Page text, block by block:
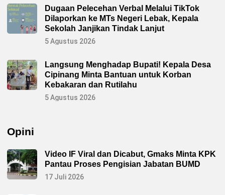
a
h
a
i
U
n
i
v
e
s
S
t
i
a
B
u
Dugaan Pelecehan Verbal Melalui TikTok
Dilaporkan ke MTs Negeri Lebak, Kepala
Sekolah Janjikan Tindak Lanjut
5 Agustus 2026
Langsung Menghadap Bupati! Kepala Desa
Cipinang Minta Bantuan untuk Korban
Kebakaran dan Rutilahu
5 Agustus 2026
Opini
Video IF Viral dan Dicabut, Gmaks Minta KPK
Pantau Proses Pengisian Jabatan BUMD
17 Juli 2026